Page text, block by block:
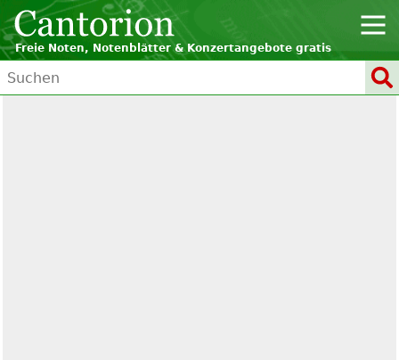
Freie Noten, Notenblätter & Konzertangebote gratis